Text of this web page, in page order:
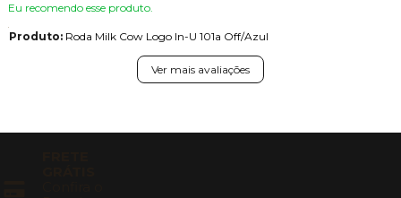
Eu recomendo esse produto.
Produto:Roda Milk Cow Logo In-U 101a Off/Azul
Ver mais avaliações